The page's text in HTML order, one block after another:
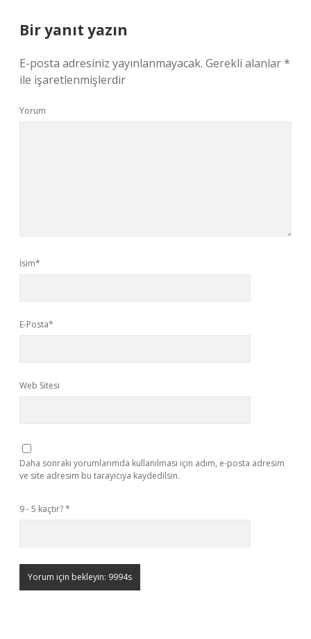
Bir yanıt yazın
E-posta adresiniz yayınlanmayacak. Gerekli alanlar*
ile işaretlenmişlerdir
Yorum
İsim*
E-Posta*
Web Sitesi
Daha sonraki yorumlarımda kullanılması için adım, e-posta adresim
ve site adresim bu tarayıcıya kaydedilsin.
9 - 5 kaçtır?*